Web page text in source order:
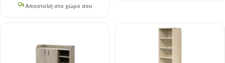
Αποστολή στο χώρο σου